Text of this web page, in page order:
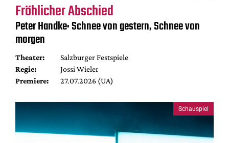
Fröhlicher Abschied
Peter Handke: Schnee von gestern, Schnee von
morgen
Theater:
Salzburger Festspiele
Regie:
Jossi Wieler
Premiere:
27.07.2026 (UA)
Schauspiel